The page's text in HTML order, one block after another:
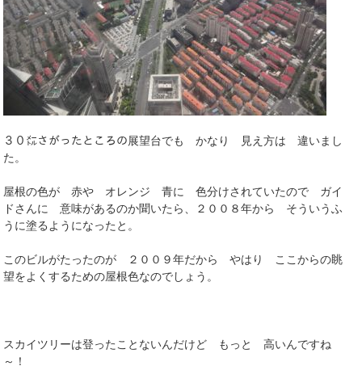
３０㍍さがったところの展望台でも かなり 見え方は 違いまし
た。
屋根の色が 赤や オレンジ 青に 色分けされていたので ガイ
ドさんに 意味があるのか聞いたら、２００８年から そういうふ
うに塗るようになったと。
このビルがたったのが ２００９年だから やはり ここからの眺
望をよくするための屋根色なのでしょう。
スカイツリーは登ったことないんだけど もっと 高いんですね
～！